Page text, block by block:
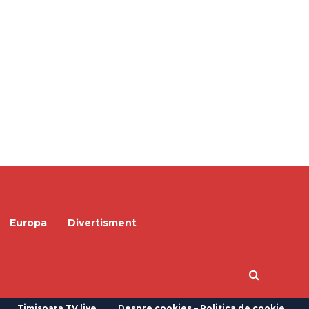
Europa Divertisment